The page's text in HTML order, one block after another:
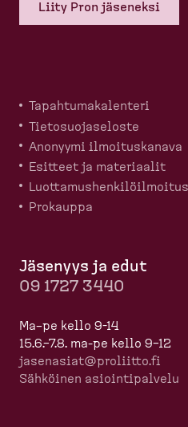
Liity Pron jäseneksi
Tapahtu­ma­ka­lenteri
Tietosuo­ja­seloste
Anonyymi ilmoitus­kanava
Esitteet ja materiaalit
Luotta­mus­hen­ki­löil­moitus
Prokauppa
Jäsenyys ja edut
09 1727 3440
Ma–pe kello 9-14
15.6.–7.8. ma-pe kello 9–12
jasenasiat@proliitto.fi
Sähköinen asioin­ti­palvelu